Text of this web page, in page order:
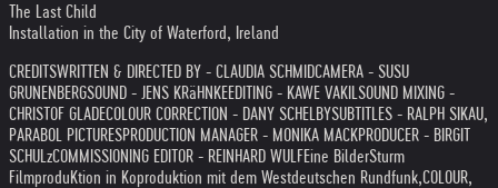
The Last Child
Installation in the City of Waterford, Ireland
CREDITSWRITTEN & DIRECTED BY - CLAUDIA SCHMIDCAMERA - SUSU
GRUNENBERGSOUND - JENS KRäHNKEEDITING - KAWE VAKIL SOUND MIXING -
CHRISTOF GLADECOLOUR CORRECTION - DANY SCHELBYSUBTITLES - RALPH SIKAU,
PARABOL PICTURESPRODUCTION MANAGER - MONIKA MACKPRODUCER - BIRGIT
SCHULzCOMMISSIONING EDITOR - REINHARD WULFEine BilderSturm
FilmproduKtion in Koproduktion mit dem Westdeutschen Rundfunk,COLOUR,